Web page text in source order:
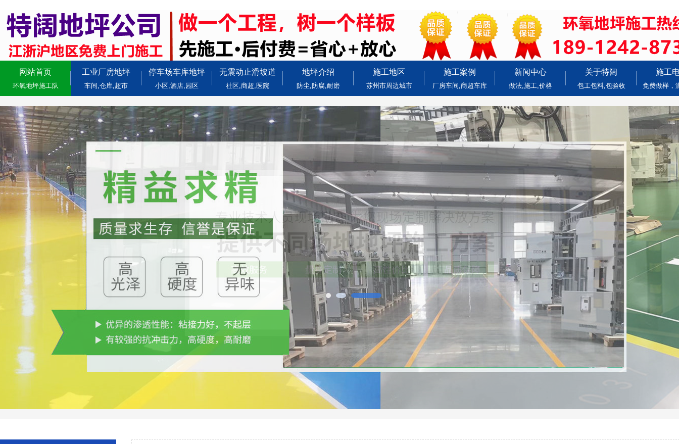
网站首页
环氧地坪施工队
工业厂房地坪
车间,仓库,超市
停车场车库地坪
小区,酒店,园区
无震动止滑坡道
社区,商超,医院
地坪介绍
防尘,防腐,耐磨
施工地区
苏州市周边城市
施工案例
厂房车间,商超车库
新闻中心
做法,施工,价格
关于特阔
包工包料,包验收
施工
免费做样，